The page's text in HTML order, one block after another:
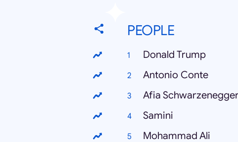
PEOPLE
Donald Trump
Antonio Conte
Afia
Samini
Mohammad Ali